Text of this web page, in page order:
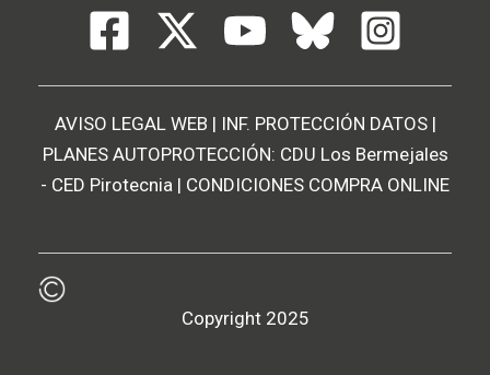
AVISO LEGAL WEB | INF. PROTECCIÓN DATOS|
PLANES AUTOPROTECCIÓN: CDU Los Bermejales
- CED Pirotecnia | CONDICIONES COMPRA ONLINE
Copyright 2025